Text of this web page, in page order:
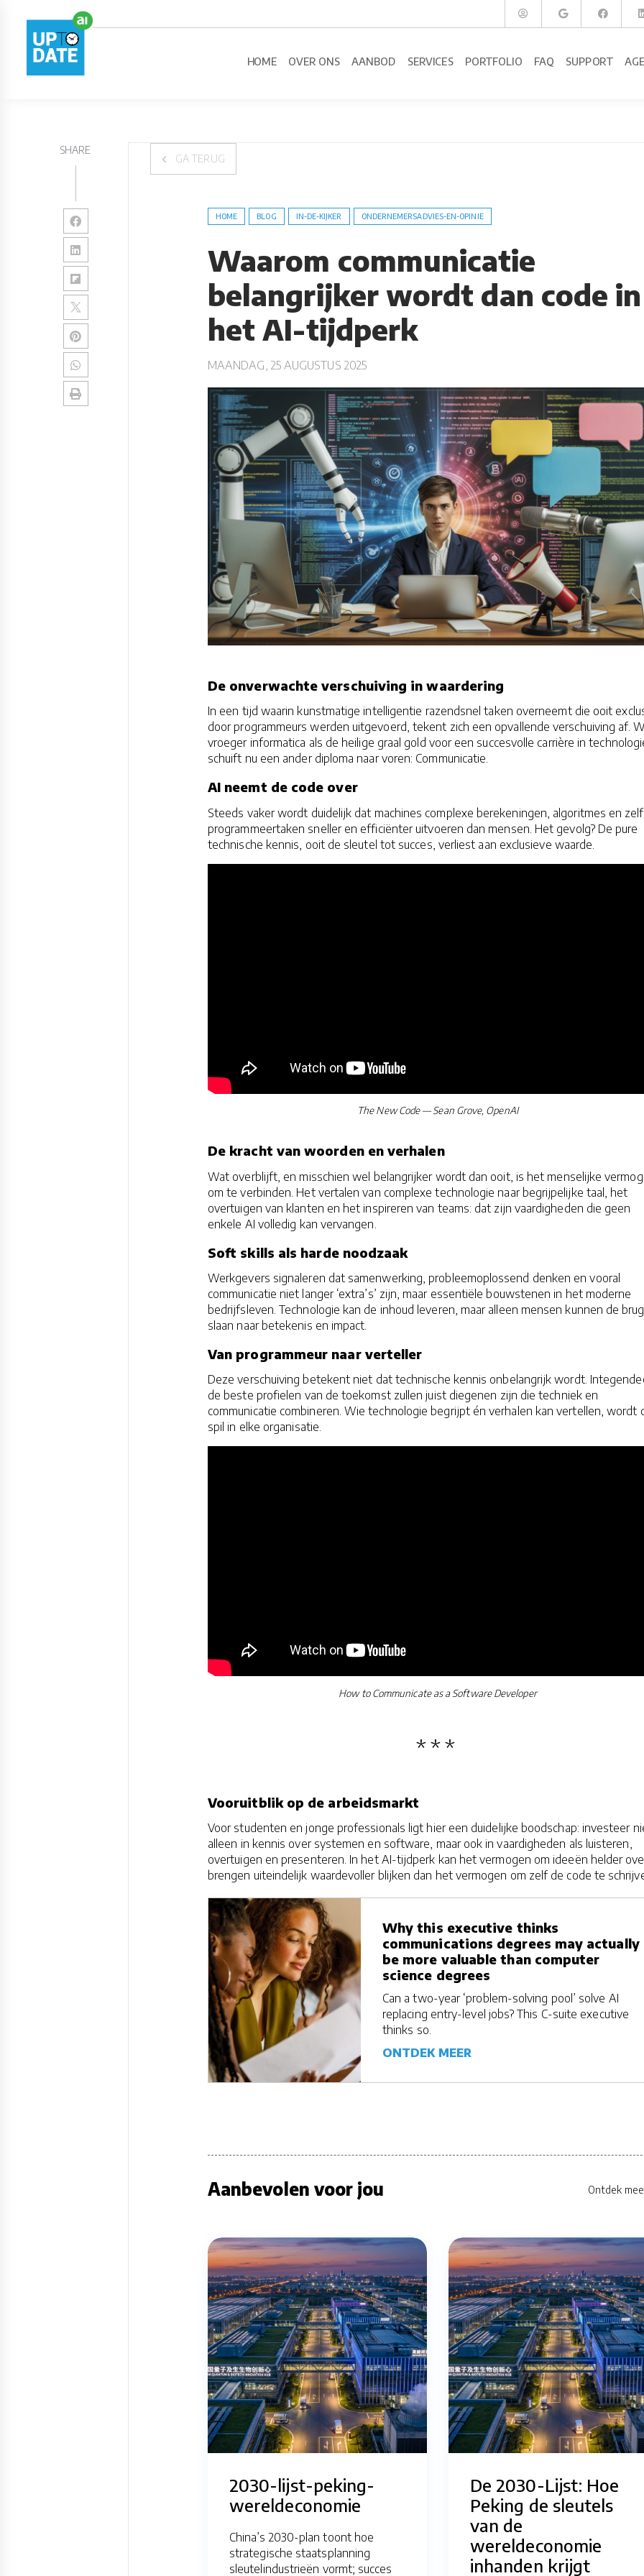
HOME OVER ONS AANBOD SERVICES PORTFOLIO FAQ SUPPORT
SHARE
GA TERUG
HOME BLOG IN-DE-KIJKER ONDERNEMERSADVIES-EN-OPINIE
Waarom communicatie
belangrijker wordt dan code in
het AI-tijdperk
MAANDAG, 25 AUGUSTUS 2025
De onverwachte verschuiving in waardering
In een tijd waarin kunstmatige intelligentie razendsnel taken overneemt die ooit
door programmeurs werden uitgevoerd, tekent zich een opvallende verschuiving af.
vroeger informatica als de heilige graal gold voor een succesvolle carrière in
schuift nu een ander diploma naar voren: Communicatie.
AI neemt de code over
Steeds vaker wordt duidelijk dat machines complexe berekeningen, algoritmes en
programmeertaken sneller en efficiënter uitvoeren dan mensen. Het gevolg? De pure
technische kennis, ooit de sleutel tot succes, verliest aan exclusieve waarde.
The New Code — Sean Grove, OpenAI
De kracht van woorden en verhalen
Wat overblijft, en misschien wel belangrijker wordt dan ooit, is het menselijke
om te verbinden. Het vertalen van complexe technologie naar begrijpelijke taal, het
overtuigen van klanten en het inspireren van teams: dat zijn vaardigheden die geen
enkele AI volledig kan vervangen.
Soft skills als harde noodzaak
Werkgevers signaleren dat samenwerking, probleemoplossend denken en vooral
communicatie niet langer ‘extra’s’ zijn, maar essentiële bouwstenen in het moderne
bedrijfsleven. Technologie kan de inhoud leveren, maar alleen mensen kunnen de brug
slaan naar betekenis en impact.
Van programmeur naar verteller
Deze verschuiving betekent niet dat technische kennis onbelangrijk wordt.
de beste profielen van de toekomst zullen juist diegenen zijn die techniek en
communicatie combineren. Wie technologie begrijpt én verhalen kan vertellen, wordt
spil in elke organisatie.
How to Communicate as a Software Developer
Vooruitblik op de arbeidsmarkt
Voor studenten en jonge professionals ligt hier een duidelijke boodschap: investeer
alleen in kennis over systemen en software, maar ook in vaardigheden als luisteren,
overtuigen en presenteren. In het AI-tijdperk kan het vermogen om ideeën helder
brengen uiteindelijk waardevoller blijken dan het vermogen om zelf de code te
Why this executive thinks
communications degrees may actually
be more valuable than computer
science degrees
Can a two-year ‘problem-solving pool’ solve AI
replacing entry-level jobs? This C-suite executive
thinks so.
ONTDEK MEER
Aanbevolen voor jou Ontdek
2030-lijst-peking-
wereldeconomie
China’s 2030-plan toont hoe
strategische staatsplanning
sleutelindustrieën vormt; succes
De 2030-Lijst: Hoe
Peking de sleutels
van de
wereldeconomie
inhanden krijgt